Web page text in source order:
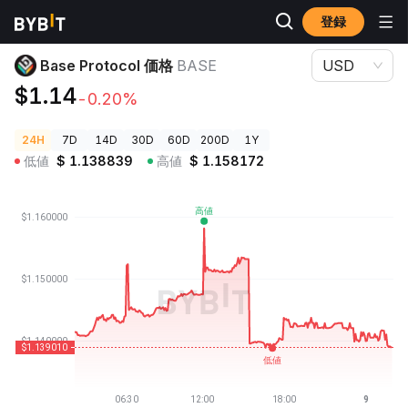
登録
暗号資産価格
Base Protocol 価格 BASE
$1.14-0.20%
USD
24H 7D 14D 30D 60D 200D 1Y
低値 $ 1.138839 高値 $ 1.158172